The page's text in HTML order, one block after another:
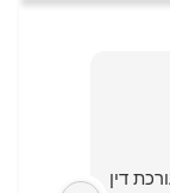
דין